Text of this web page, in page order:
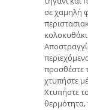
σε χαμηλή
προσθέστε
χτυπήστε
Χτυπήστε
θερμότητα,